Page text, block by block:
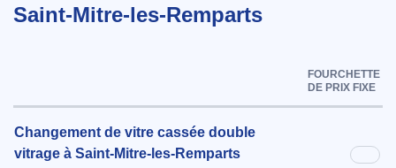
Saint-Mitre-les-Remparts
FOURCHETTE
DE PRIX FIXE
Changement de vitre cassée double
vitrage à Saint-Mitre-les-Remparts